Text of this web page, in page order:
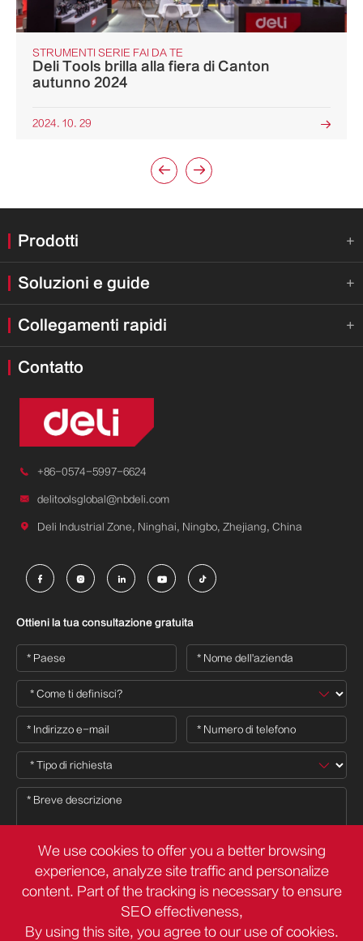
STRUMENTI SERIE FAI DA TE
Deli Tools brilla alla fiera di Canton
autunno 2024
2024. 10. 29 
 
Prodotti 
Soluzioni e guide 
Collegamenti rapidi 
Contatto
 +86-0574-5997-6624
 delitoolsglobal@nbdeli.com
 Deli Industrial Zone, Ninghai, Ningbo, Zhejiang, China
    
Ottieni la tua consultazione gratuita
We use cookies to offer you a better browsing
experience, analyze site traffic and personalize
content. Part of the tracking is necessary to ensure
SEO effectiveness,
By using this site, you agree to our use of cookies.